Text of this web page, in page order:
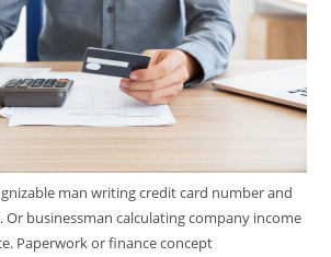
man writing credit card number and
Or businessman calculating company income
Paperwork or finance concept